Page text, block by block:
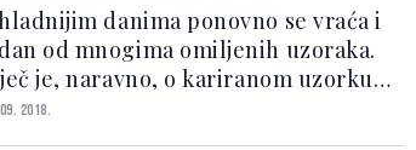
danima ponovno se vraća i
od mnogima omiljenih uzoraka.
je, naravno, o kariranom uzorku
na jesen uvijek ponovno oživi,
2018.